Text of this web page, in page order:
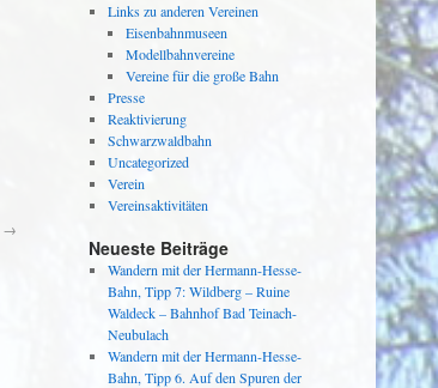
→
Links zu anderen Vereinen
Eisenbahnmuseen
Modellbahnvereine
Vereine für die große Bahn
Presse
Reaktivierung
Schwarzwaldbahn
Uncategorized
Verein
Vereinsaktivitäten
Neueste Beiträge
Wandern mit der Hermann-Hesse-
Bahn, Tipp 7: Wildberg – Ruine
Waldeck – Bahnhof Bad Teinach-
Neubulach
Wandern mit der Hermann-Hesse-
Bahn, Tipp 6. Auf den Spuren der